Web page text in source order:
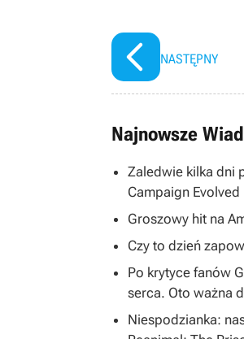
NASTĘPNY
Najnowsze
Zaledwie kilka dni
Campaign Evolved
Groszowy hit na
Czy to dzień
Po krytyce fanów
serca. Oto ważna
Niespodzianka: